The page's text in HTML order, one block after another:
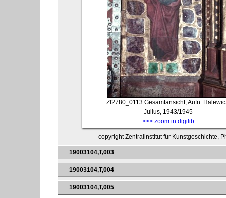
ZI2780_0113 Gesamtansicht, Aufn.
Julius, 1943/1945
>>> zoom in digilib
copyright Zentralinstitut für Kunstgeschichte,
19003104,T,003
19003104,T,004
19003104,T,005